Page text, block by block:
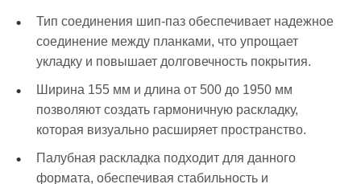
Тип соединения шип-паз обеспечивает надежное
соединение между планками, что упрощает
укладку и повышает долговечность покрытия.
Ширина 155 мм и длина от 500 до 1950 мм
позволяют создать гармоничную раскладку,
которая визуально расширяет пространство.
Палубная раскладка подходит для данного
формата, обеспечивая стабильность и